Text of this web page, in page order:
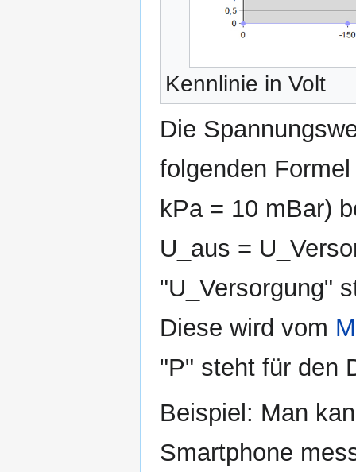
Kennlinie in Volt
Die
folgenden
kPa = 10 mBar)
U_aus =
"U_Versorgung"
Diese wird vom
"P" steht für den
Beispiel: Man
Smartphone